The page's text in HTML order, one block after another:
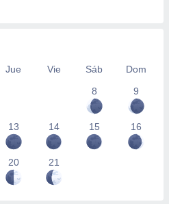
Jue Vie Sáb
Dom
8
9
13 14 15 16
20 21